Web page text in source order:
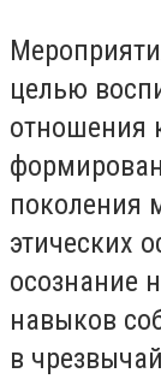
целью
отношения
поколения
этических
осознание
навыков
в